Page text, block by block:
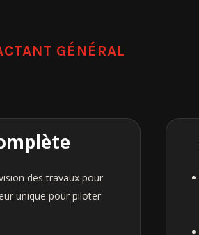
GÉNÉRAL
des travaux pour
unique pour piloter